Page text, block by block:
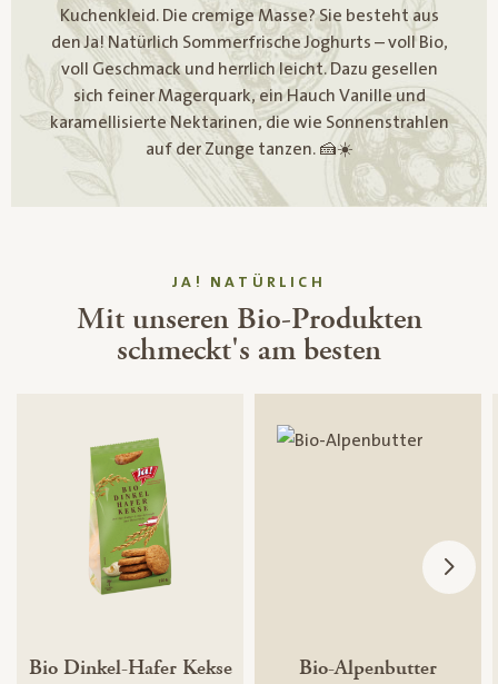
Kuchenkleid. Die cremige Masse? Sie besteht aus
den Ja! Natürlich Sommerfrische Joghurts – voll Bio,
voll Geschmack und herrlich leicht. Dazu gesellen
sich feiner Magerquark, ein Hauch Vanille und
karamellisierte Nektarinen, die wie Sonnenstrahlen
auf der Zunge tanzen. 🍰☀️
JA! NATÜRLICH
Mit unseren Bio-Produkten
schmeckt's am besten
Bio Dinkel-Hafer Kekse Bio-Alpenbutter